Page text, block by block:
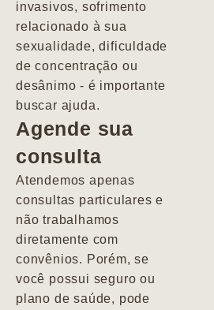
invasivos, sofrimento
relacionado à sua
sexualidade, dificuldade
de concentração ou
desânimo - é importante
buscar ajuda.
Agende sua
consulta
Atendemos apenas
consultas particulares e
não trabalhamos
diretamente com
convênios. Porém, se
você possui seguro ou
plano de saúde, pode